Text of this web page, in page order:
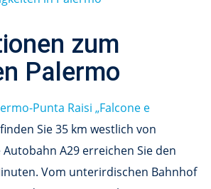
zum
Palermo
Punta Raisi „Falcone e
finden Sie 35 km westlich von
A29 erreichen Sie den
Vom unterirdischen Bahnhof